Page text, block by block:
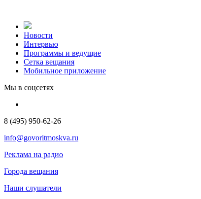
Новости
Интервью
Программы и ведущие
Сетка вещания
Мобильное приложение
Мы в соцсетях
8 (495) 950-62-26
info@govoritmoskva.ru
Реклама на радио
Города вещания
Наши слушатели